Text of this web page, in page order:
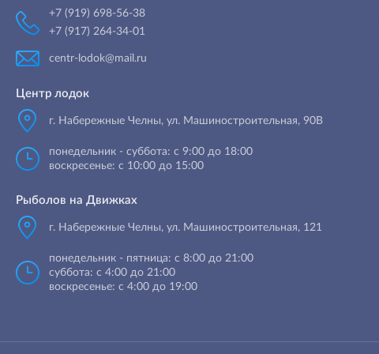
+7 (919) 698-56-38
+7 (917) 264-34-01
centr-lodok@mail.ru
Центр лодок
г. Набережные Челны, ул. Машиностроительная, 90B
понедельник - суббота: с 9:00 до 18:00
воскресенье: с 10:00 до 15:00
Рыболов на Движках
г. Набережные Челны, ул. Машиностроительная, 121
понедельник - пятница: с 8:00 до 21:00
суббота: с 4:00 до 21:00
воскресенье: с 4:00 до 19:00